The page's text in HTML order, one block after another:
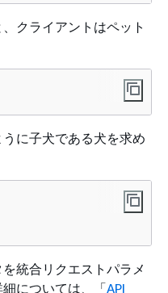
クライアントはペット
に子犬である犬を求め
統合リクエストパラメ
については、「API